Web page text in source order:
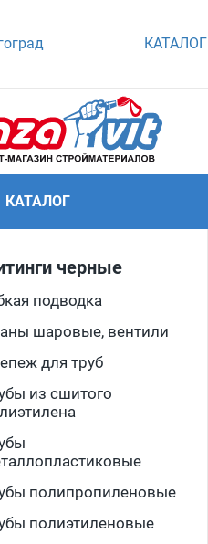
КАТАЛОГ
КАТАЛОГ
черные
подводка
шаровые, вентили
для труб
из сшитого
полипропиленовые
полиэтиленовые